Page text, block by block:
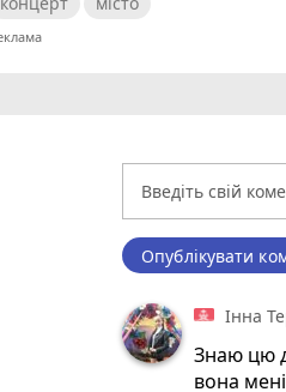
Опублікувати
Інна
Знаю цю
вона